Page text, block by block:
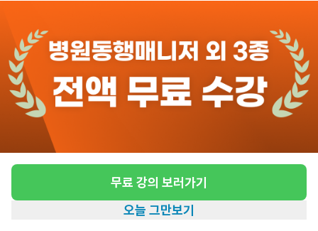
무료 강의 보러가기
오늘 그만보기